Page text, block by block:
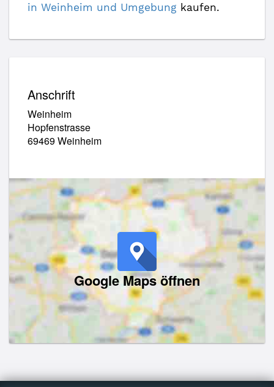
in Weinheim und Umgebung kaufen.
Anschrift
Weinheim
Hopfenstrasse
69469 Weinheim
Google Maps öffnen